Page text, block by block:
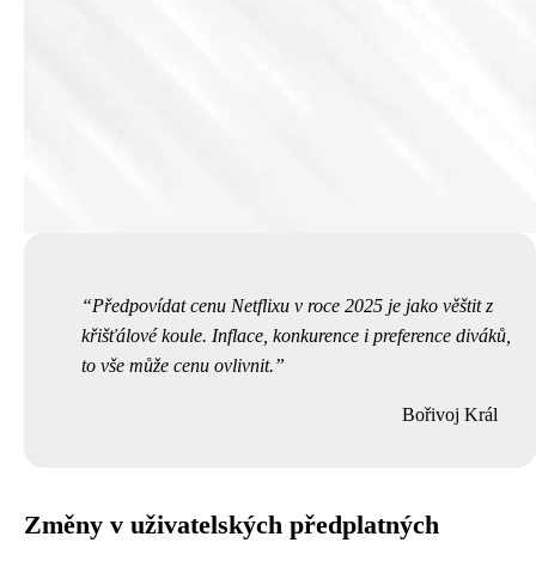
Předpovídat cenu Netflixu v roce 2025 je jako věštit z
křišťálové koule. Inflace, konkurence i preference diváků,
to vše může cenu ovlivnit.
Bořivoj Král
Změny v uživatelských předplatných